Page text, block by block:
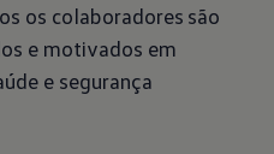
os colaboradores são
e motivados em
e segurança